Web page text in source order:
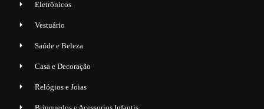
Eletrônicos
Vestuário
Saúde e Beleza
Casa e Decoração
Relógios e Joias